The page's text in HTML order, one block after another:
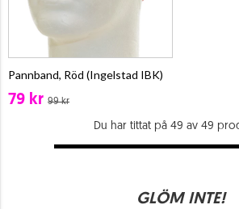
Pannband, Röd (Ingelstad IBK)
79 kr 99 kr
Du har tittat på 49 av 49
GLÖM INTE!